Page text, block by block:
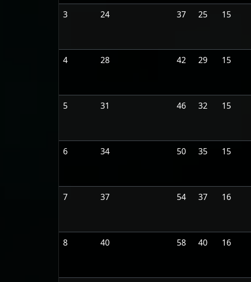
3 24 37 25 15
4 28 42 29 15
5 31 46 32 15
6 34 50 35 15
7 37 54 37 16
8 40 58 40 16